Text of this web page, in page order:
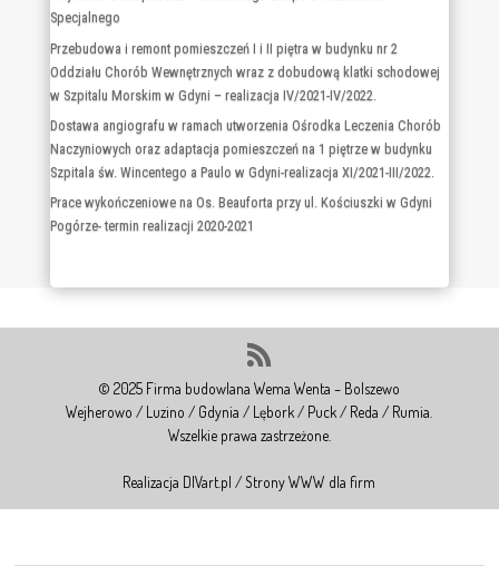
Chorób Płuc) na terenie Szpitala Dziecięcego Polanki w Gdańsku –
Rozbudowa i przebudowa budynku szkolnego z salą gimnastyczną w
Wejherowie dla potrzeb Powiatowego Zespołu Kształcenia
Specjalnego
Przebudowa i remont pomieszczeń I i II piętra w budynku nr 2
Oddziału Chorób Wewnętrznych wraz z dobudową klatki schodowej
w Szpitalu Morskim w Gdyni – realizacja IV/2021-IV/2022.
Szpitala św. Wincentego a Paulo w Gdyni-realizacja XI/2021-III/2022.
Prace wykończeniowe na Os. Beauforta przy ul. Kościuszki w Gdyni
Pogórze- termin realizacji 2020-2021
Wejherowo / Luzino / Gdynia / Lębork / Puck / Reda / Rumia.